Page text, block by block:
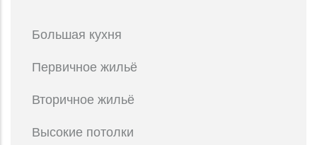
Большая кухня
Первичное жильё
Вторичное жильё
Высокие потолки